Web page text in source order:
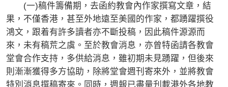
(一)稿件籌備期，去函約教會內作家撰寫文章，結
果，不僅香港，甚至外地遠至美國的作家，都踴躍撰役
鴻文，跟着有許多讀者亦不斷投稿，因此稿件源源而
來，未有稿荒之虞。至於教會消息，亦曾特函請各教會
堂會合作支持，多供給消息，雖初期未見踴躍，但後來
則漸漸獲得多方協助，除將堂會週刊寄來外，並將教會
特別消息撰稿寄來。同時，週報已盡量刋載港外各地教